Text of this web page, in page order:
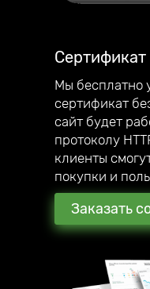
Сертификат
Мы бесплатно
сертификат
сайт будет
протоколу
клиенты
покупки и
Заказать